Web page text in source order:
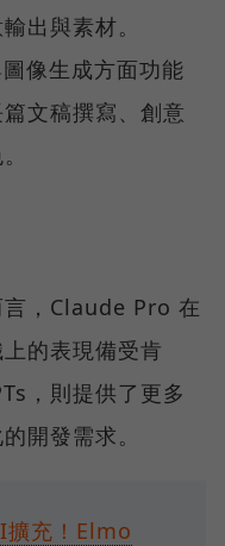
出與素材。
像生成方面功能
文稿撰寫、創意
言，Claude Pro 在
的表現備受肯
，則提供了更多
開發需求。
充！Elmo